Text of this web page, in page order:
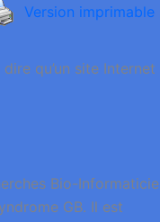
Version imprimable
qu’un site Internet
Bio-
GB. Il est